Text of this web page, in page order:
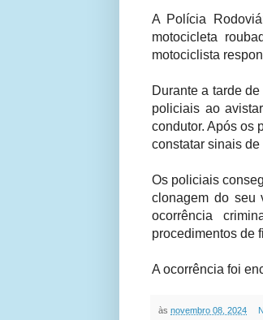
A Polícia
motocicleta
motociclista
Durante a tarde
policiais ao
condutor. Após os
constatar sinais
Os policiais
clonagem do seu
ocorrência
procedimentos de
A ocorrência foi
às novembro 08, 2024